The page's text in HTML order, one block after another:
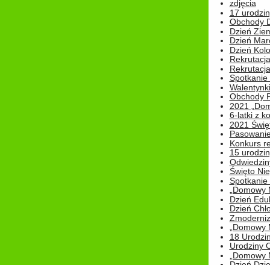
zdjęcia
17
Obchody
Dzień
Dzień
Dzień
Rekrutacja
Spotkanie
Obchody
2021
6-latki z
2021
Konkurs
15
Święto
Spotkanie
Dzień
Dzień
18
Urodziny